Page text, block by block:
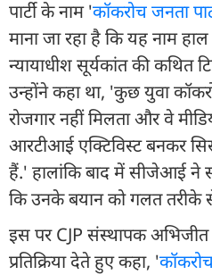
पार्टी के नाम 'कॉकरोच जनता
माना जा रहा है कि यह नाम
न्यायाधीश सूर्यकांत की कथित
उन्होंने कहा था, 'कुछ युवा
रोजगार नहीं मिलता और वे
आरटीआई एक्टिविस्ट बनकर
हैं.' हालांकि बाद में सीजेआई ने
कि उनके बयान को गलत तरीके
इस पर CJP संस्थापक अभिजीत
प्रतिक्रिया देते हुए कहा, '